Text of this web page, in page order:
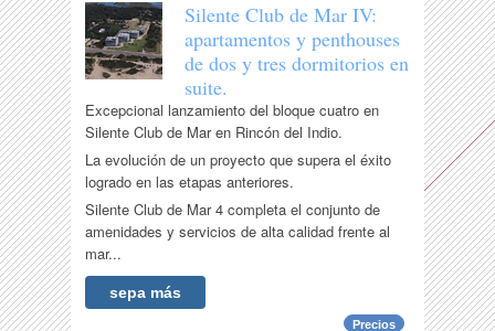
Silente Club de Mar IV:
apartamentos y penthouses
de dos y tres dormitorios en
suite.
Excepcional lanzamiento del bloque cuatro en
Silente Club de Mar en Rincón del Indio.
La evolución de un proyecto que supera el éxito
logrado en las etapas anteriores.
Silente Club de Mar 4 completa el conjunto de
amenidades y servicios de alta calidad frente al
mar...
sepa más
Precios